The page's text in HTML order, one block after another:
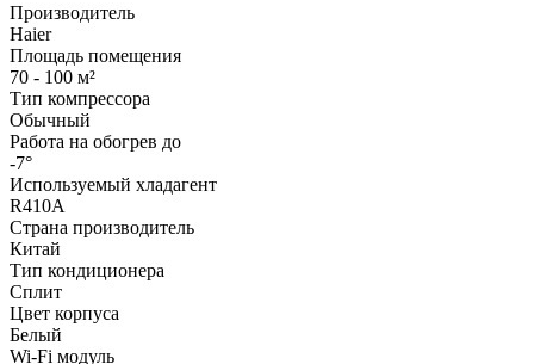
Производитель
Haier
Площадь помещения
70 - 100 м²
Тип компрессора
Обычный
Работа на обогрев до
-7°
Используемый хладагент
R410A
Страна производитель
Китай
Тип кондиционера
Сплит
Цвет корпуса
Белый
Wi-Fi модуль